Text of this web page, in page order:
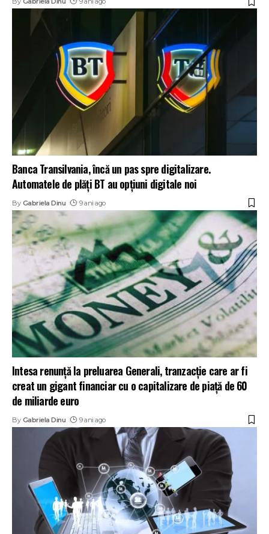
Banca Transilvania, încă un pas spre digitalizare.
Automatele de plăți BT au opțiuni digitale noi
By Gabriela Dinu 9 ani ago
Intesa renunță la preluarea Generali, tranzacție care ar fi
creat un gigant financiar cu o capitalizare de piață de 60
de miliarde euro
By Gabriela Dinu 9 ani ago